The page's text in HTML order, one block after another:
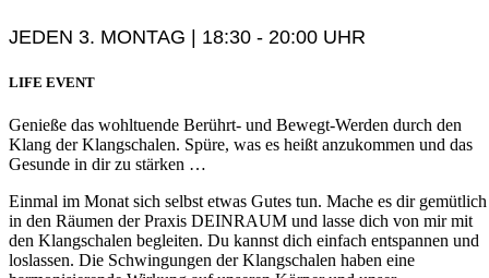
JEDEN 3. MONTAG | 18:30 - 20:00 UHR
LIFE EVENT
Genieße das wohltuende Berührt- und Bewegt-Werden durch den
Klang der Klangschalen. Spüre, was es heißt anzukommen und das
Gesunde in dir zu stärken …
Einmal im Monat sich selbst etwas Gutes tun. Mache es dir gemütlich
in den Räumen der Praxis DEINRAUM und lasse dich von mir mit
den Klangschalen begleiten. Du kannst dich einfach entspannen und
loslassen. Die Schwingungen der Klangschalen haben eine